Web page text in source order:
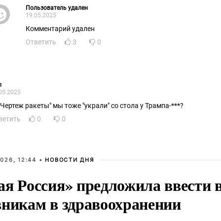
Пользователь удален
19.05.2025
Комментарий удален
Ответить
3 0
ракеты" мы тоже "украли" со стола у Трампа-***?
0 0
12:44 • НОВОСТИ ДНЯ
Россия» предложила
в здравоохранении